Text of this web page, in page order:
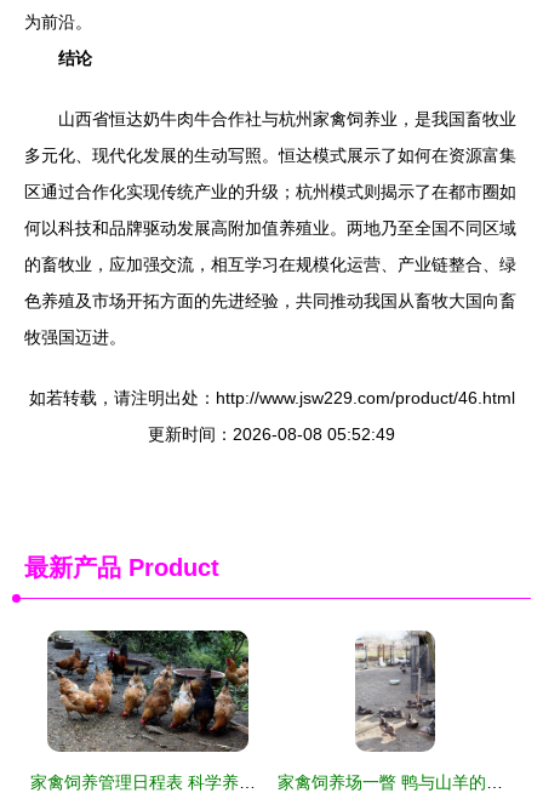
为前沿。
结论
山西省恒达奶牛肉牛合作社与杭州家禽饲养业，是我国畜牧业
多元化、现代化发展的生动写照。恒达模式展示了如何在资源富集
区通过合作化实现传统产业的升级；杭州模式则揭示了在都市圈如
何以科技和品牌驱动发展高附加值养殖业。两地乃至全国不同区域
的畜牧业，应加强交流，相互学习在规模化运营、产业链整合、绿
色养殖及市场开拓方面的先进经验，共同推动我国从畜牧大国向畜
牧强国迈进。
如若转载，请注明出处：http://www.jsw229.com/product/46.html
更新时间：2026-08-08 05:52:49
最新产品 Product